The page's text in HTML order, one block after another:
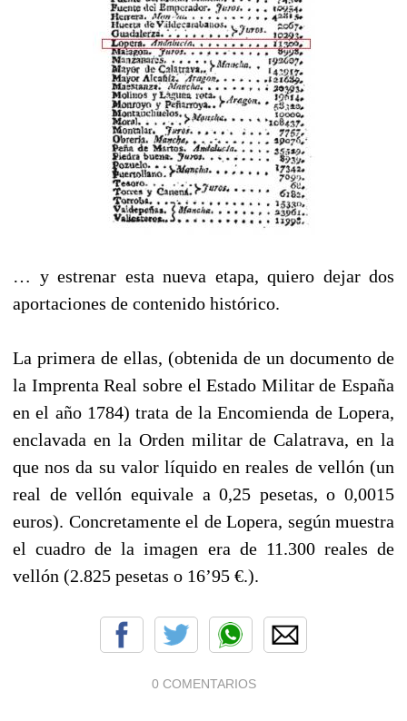
… y estrenar esta nueva etapa, quiero dejar dos
aportaciones de contenido histórico.
La primera de ellas, (obtenida de un documento de
la Imprenta Real sobre el Estado Militar de España
en el año 1784) trata de la Encomienda de Lopera,
enclavada en la Orden militar de Calatrava, en la
que nos da su valor líquido en reales de vellón (un
real de vellón equivale a 0,25 pesetas, o 0,0015
euros). Concretamente el de Lopera, según muestra
el cuadro de la imagen era de 11.300 reales de
vellón (2.825 pesetas o 16’95 €.).
0 COMENTARIOS